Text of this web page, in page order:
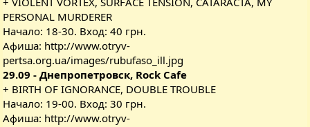
PERSONAL MURDERER
Начало: 18-30. Вход: 40 грн.
Афиша: http://www.otryv-
pertsa.org.ua/images/rubufaso_ill.jpg
29.09 - Днепропетровск, Rock Cafe
+ BIRTH OF IGNORANCE, DOUBLE TROUBLE
Начало: 19-00. Вход: 30 грн.
Афиша: http://www.otryv-